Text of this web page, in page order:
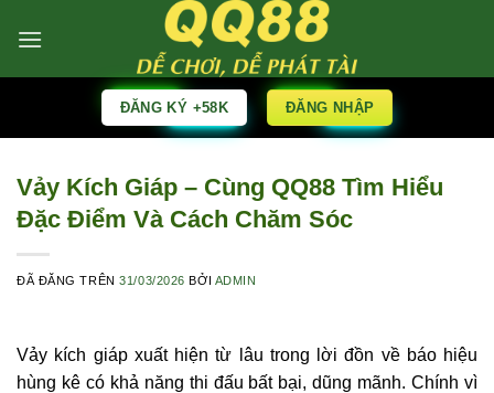
đến
ĐĂNG KÝ +58K ĐĂNG NHẬP
Vảy Kích Giáp – Cùng QQ88 Tìm Hiểu
Đặc Điểm Và Cách Chăm Sóc
ĐÃ ĐĂNG TRÊN31/03/2026 BỞI ADMIN
Vảy kích giáp xuất hiện từ lâu trong lời đồn về báo hiệu
hùng kê có khả năng thi đấu bất bại, dũng mãnh. Chính vì